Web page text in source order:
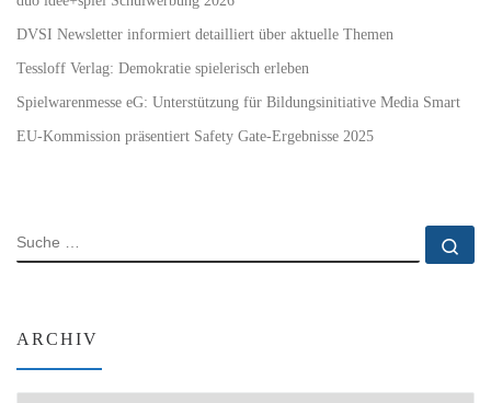
DVSI Newsletter informiert detailliert über aktuelle Themen
Tessloff Verlag: Demokratie spielerisch erleben
Spielwarenmesse eG: Unterstützung für Bildungsinitiative Media Smart
EU-Kommission präsentiert Safety Gate-Ergebnisse 2025
SUCHE
ARCHIV